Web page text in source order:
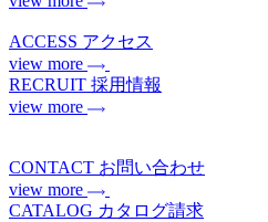
ACCESS アクセス
view more
RECRUIT 採用情報
view more
CONTACT お問い合わせ
view more
CATALOG カタログ請求